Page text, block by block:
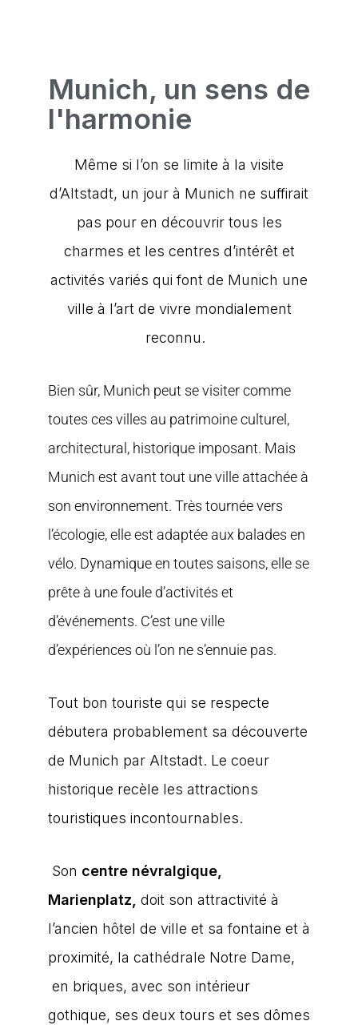
Munich, un sens de
l'harmonie
Même si l’on se limite à la visite
d’Altstadt, un jour à Munich ne suffirait
pas pour en découvrir tous les
charmes et les centres d’intérêt et
activités variés qui font de Munich une
ville à l’art de vivre mondialement
reconnu.
Bien sûr, Munich peut se visiter comme
toutes ces villes au patrimoine culturel,
architectural, historique imposant. Mais
Munich est avant tout une ville attachée à
son environnement. Très tournée vers
l’écologie, elle est adaptée aux balades en
vélo. Dynamique en toutes saisons, elle se
prête à une foule d’activités et
d’événements. C’est une ville
d’expériences où l’on ne s’ennuie pas.
Tout bon touriste qui se respecte
débutera probablement sa découverte
de Munich par Altstadt. Le coeur
historique recèle les attractions
touristiques incontournables.
Son centre névralgique,
Marienplatz, doit son attractivité à
l’ancien hôtel de ville et sa fontaine et à
proximité, la cathédrale Notre Dame,
en briques, avec son intérieur
gothique, ses deux tours et ses dômes